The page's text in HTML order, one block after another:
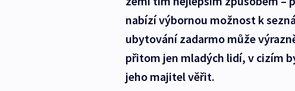
nabízí výbornou možnost k
ubytování zadarmo může
přitom jen mladých lidí, v cizím
jeho majitel věřit.